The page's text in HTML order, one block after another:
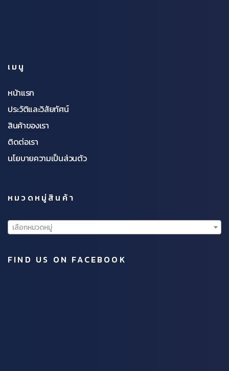
เมนู
หน้าแรก
ประวัติและวิสัยทัศน์
สินค้าของเรา
ติดต่อเรา
นโยบายความเป็นส่วนตัว
หมวดหมู่สินค้า
เลือกหมวดหมู่
FIND US ON FACEBOOK